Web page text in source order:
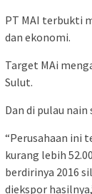
PT MAI terbukti
dan ekonomi.
Target MAi
Sulut.
Dan di pulau nain
“Perusahaan ini
kurang lebih
berdirinya 2016
diekspor